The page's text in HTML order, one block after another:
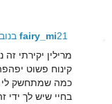
fairy_mi21 בנובמבר 2009 בשעה 5:35
מרילין יקירתי
קינוח פשוט
כמה שמתחשק לי
בחיי שיש לך ידי